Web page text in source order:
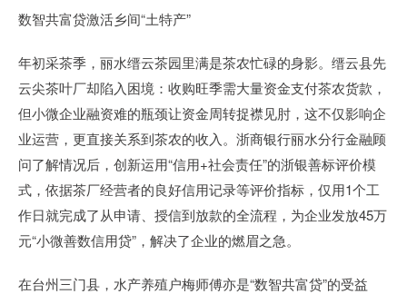
数智共富贷激活乡间“土特产”
年初采茶季，丽水缙云茶园里满是茶农忙碌的身影。缙云县先
云尖茶叶厂却陷入困境：收购旺季需大量资金支付茶农货款，
但小微企业融资难的瓶颈让资金周转捉襟见肘，这不仅影响企
业运营，更直接关系到茶农的收入。浙商银行丽水分行金融顾
问了解情况后，创新运用“信用+社会责任”的浙银善标评价模
式，依据茶厂经营者的良好信用记录等评价指标，仅用1个工
作日就完成了从申请、授信到放款的全流程，为企业发放45万
元“小微善数信用贷”，解决了企业的燃眉之急。
在台州三门县，水产养殖户梅师傅亦是“数智共富贷”的受益